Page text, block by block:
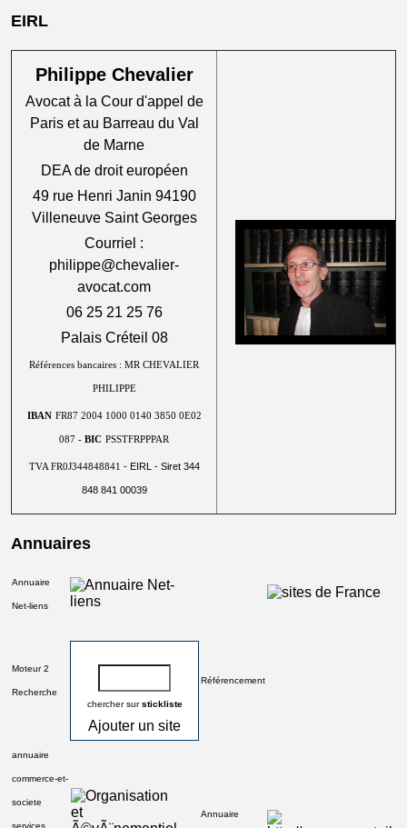
EIRL
Philippe Chevalier
Avocat à la Cour d'appel de
Paris et au Barreau du Val
de Marne
DEA de droit européen
49 rue Henri Janin 94190
Villeneuve Saint Georges
Courriel :
philippe@chevalier-
avocat.com
06 25 21 25 76
Palais Créteil 08
Références bancaires : MR CHEVALIER
PHILIPPE
IBAN FR87 2004 1000 0140 3850 0E02
087 - BIC PSSTFRPPPAR
TVA FR0J344848841 - EIRL - Siret 344
848 841 00039
Annuaires
Annuaire
Net-liens
Moteur 2
Recherche
chercher surstickliste
Ajouter un site
Référencement
annuaire
commerce-et-
societe
services
Annuaire